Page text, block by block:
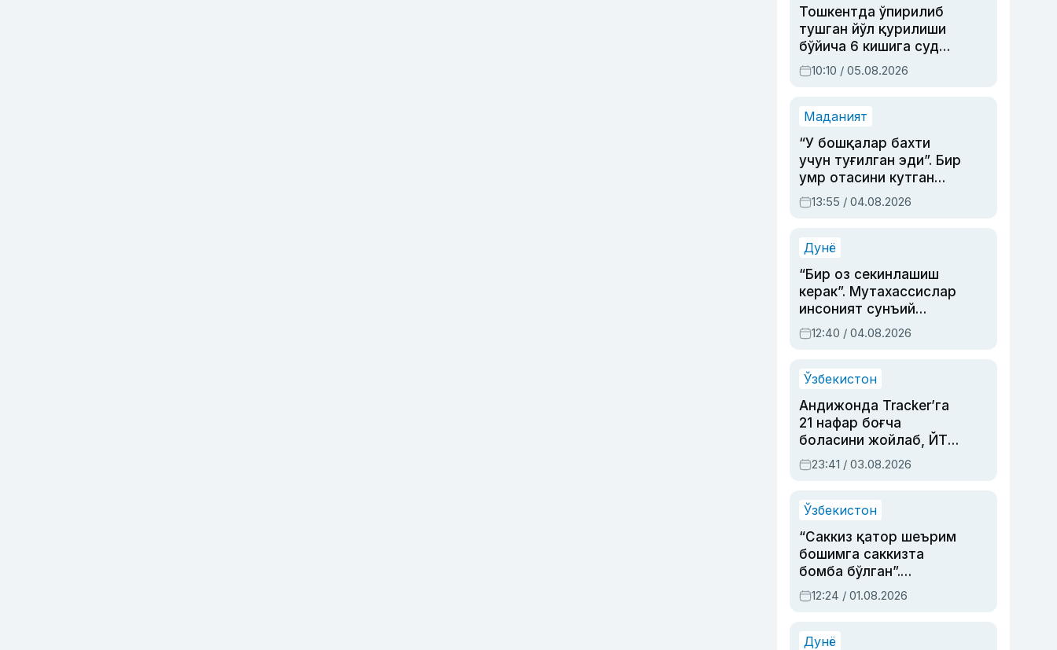
Тошкентда ўпирилиб
тушган йўл қурилиши
бўйича 6 кишига суд
ҳукми ўқилди
10:10 / 05.08.2026
Маданият
“У бошқалар бахти
учун туғилган эди”. Бир
умр отасини кутган
актриса ва дубльяж
устаси Римма
синовларга тўла ҳаёти
13:55 / 04.08.2026
Дунё
“Бир оз секинлашиш
керак”. Мутахассислар
инсоният сунъий
интеллектни бошқара
олмай қолишидан
12:40 / 04.08.2026
Ўзбекистон
Андижонда Tracker’га
21 нафар боғча
боласини жойлаб, ЙТҲ
содир этган аёлга суд
ҳукми ўқилди
23:41 / 03.08.2026
Ўзбекистон
“Саккиз қатор шеърим
бошимга саккизта
бомба бўлган”.
Абдулла Ориповни
сиёсий айбловлардан
12:24 / 01.08.2026
Дунё